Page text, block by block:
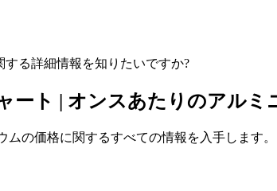
る詳細情報を知りたいですか?
ート | オンスあたりのアルミ
の価格に関するすべての情報を入手します。